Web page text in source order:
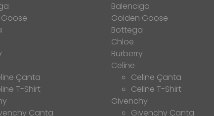
Çanta
T-Shirt
Çanta
Balenciga
Golden Goose
Bottega
Chloe
Burberry
Celine
Celine Çanta
Celine T-Shirt
Givenchy
Givenchy Çanta